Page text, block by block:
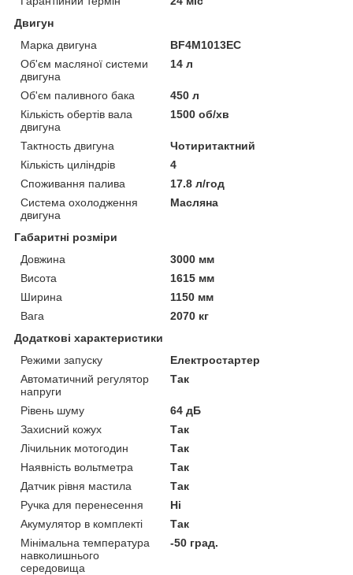
Двигун
Марка двигуна
BF4M1013EC
Об'єм масляної системи
двигуна
14 л
Об'єм паливного бака
450 л
Кількість обертів вала
двигуна
1500 об/хв
Тактность двигуна
Чотиритактний
Кількість циліндрів
4
Споживання палива
17.8 л/год
Система охолодження
двигуна
Масляна
Габаритні розміри
Довжина
3000 мм
Висота
1615 мм
Ширина
1150 мм
Вага
2070 кг
Додаткові характеристики
Режими запуску
Електростартер
Автоматичний регулятор
напруги
Так
Рівень шуму
64 дБ
Захисний кожух
Так
Лічильник мотогодин
Так
Наявність вольтметра
Так
Датчик рівня мастила
Так
Ручка для перенесення
Ні
Акумулятор в комплекті
Так
Мінімальна температура
навколишнього
середовища
-50 град.